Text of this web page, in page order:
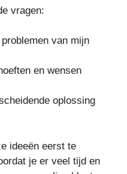
vragen:
van mijn
en wensen
oplossing
ideeën eerst te
je er veel tijd en